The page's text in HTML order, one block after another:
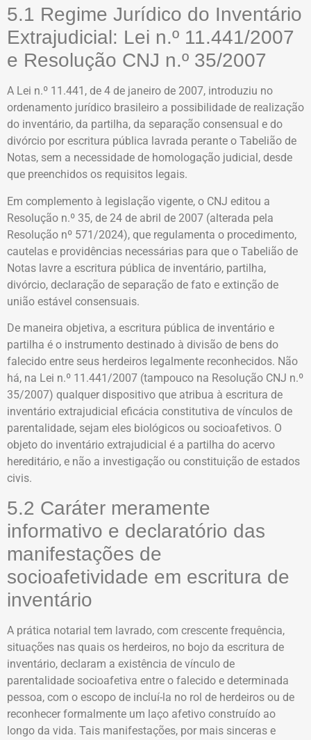
5.1 Regime Jurídico do Inventário
Extrajudicial: Lei n.º 11.441/2007
e Resolução CNJ n.º 35/2007
A Lei n.º 11.441, de 4 de janeiro de 2007, introduziu no
ordenamento jurídico brasileiro a possibilidade de realização
do inventário, da partilha, da separação consensual e do
divórcio por escritura pública lavrada perante o Tabelião de
Notas, sem a necessidade de homologação judicial, desde
que preenchidos os requisitos legais.
Em complemento à legislação vigente, o CNJ editou a
Resolução n.º 35, de 24 de abril de 2007 (alterada pela
Resolução nº 571/2024), que regulamenta o procedimento,
cautelas e providências necessárias para que o Tabelião de
Notas lavre a escritura pública de inventário, partilha,
divórcio, declaração de separação de fato e extinção de
união estável consensuais.
De maneira objetiva, a escritura pública de inventário e
partilha é o instrumento destinado à divisão de bens do
falecido entre seus herdeiros legalmente reconhecidos. Não
há, na Lei n.º 11.441/2007 (tampouco na Resolução CNJ n.º
35/2007) qualquer dispositivo que atribua à escritura de
inventário extrajudicial eficácia constitutiva de vínculos de
parentalidade, sejam eles biológicos ou socioafetivos. O
objeto do inventário extrajudicial é a partilha do acervo
hereditário, e não a investigação ou constituição de estados
civis.
5.2 Caráter meramente
informativo e declaratório das
manifestações de
socioafetividade em escritura de
inventário
A prática notarial tem lavrado, com crescente frequência,
situações nas quais os herdeiros, no bojo da escritura de
inventário, declaram a existência de vínculo de
parentalidade socioafetiva entre o falecido e determinada
pessoa, com o escopo de incluí-la no rol de herdeiros ou de
reconhecer formalmente um laço afetivo construído ao
longo da vida. Tais manifestações, por mais sinceras e